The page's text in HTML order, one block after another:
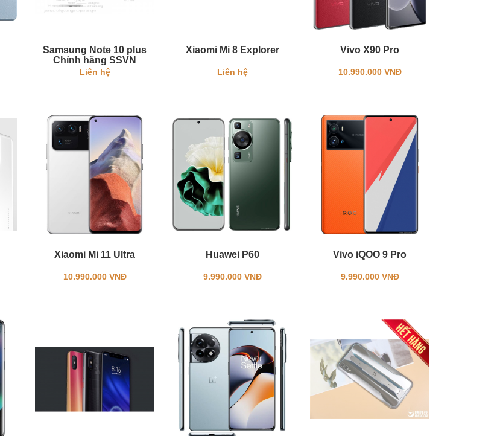
Samsung Note 10 plus
Chính hãng SSVN
Liên hệ
Xiaomi Mi 8 Explorer
Liên hệ
Vivo X90 Pro
10.990.000 VNĐ
Xiaomi Mi 11 Ultra
10.990.000 VNĐ
Huawei P60
9.990.000 VNĐ
Vivo iQOO 9 Pro
9.990.000 VNĐ